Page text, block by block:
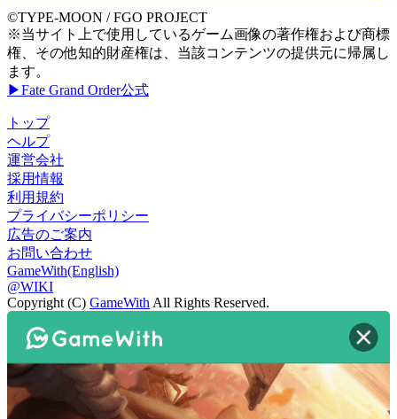
©TYPE-MOON / FGO PROJECT
※当サイト上で使用しているゲーム画像の著作権および商標
権、その他知的財産権は、当該コンテンツの提供元に帰属し
ます。
▶Fate Grand Order公式
トップ
ヘルプ
運営会社
採用情報
利用規約
プライバシーポリシー
広告のご案内
お問い合わせ
GameWith(English)
@WIKI
Copyright (C) GameWith All Rights Reserved.